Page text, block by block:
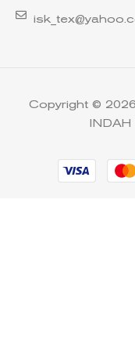
Copyright ©
INDAH